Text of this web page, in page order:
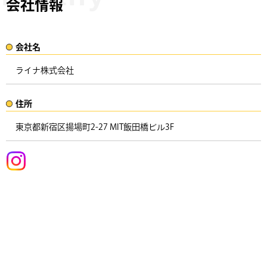
会社情報
会社名​
ライナ株式会社​​
住所​​
東京都新宿区揚場町2-27 MIT飯田橋ビル3F ​